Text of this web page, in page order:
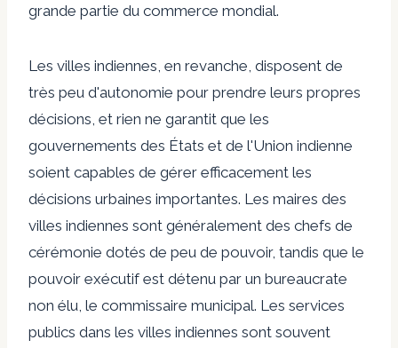
grande partie du commerce mondial.
Les villes indiennes, en revanche, disposent de
très peu d'autonomie pour prendre leurs propres
décisions, et rien ne garantit que les
gouvernements des États et de l'Union indienne
soient capables de gérer efficacement les
décisions urbaines importantes. Les maires des
villes indiennes sont généralement des chefs de
cérémonie dotés de peu de pouvoir, tandis que le
pouvoir exécutif est détenu par un bureaucrate
non élu, le commissaire municipal. Les services
publics dans les villes indiennes sont souvent